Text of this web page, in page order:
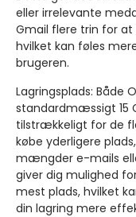
eller irrelevante
Gmail flere trin for
hvilket kan føles
brugeren.
Lagringsplads: Både
standardmæssigt 15
tilstrækkeligt for de
købe yderligere
mængder e-mails
giver dig mulighed
mest plads, hvilket
din lagring mere